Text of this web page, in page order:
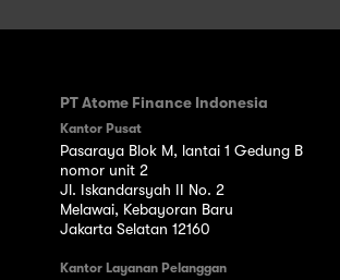
PT Atome Finance Indonesia
Kantor Pusat
Pasaraya Blok M, lantai 1 Gedung B
nomor unit 2
Jl. Iskandarsyah II No. 2
Melawai, Kebayoran Baru
Jakarta Selatan 12160
Kantor Layanan Pelanggan